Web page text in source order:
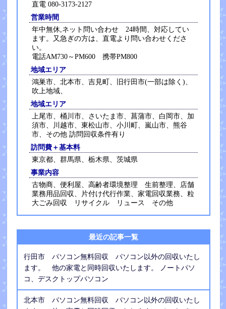
直電 080-3173-2127
営業時間
年中無休,ネット問い合わせ 24時間、対応してい
ます。又急ぎの方は、直電より問い合わせくださ
い。
電話AM730～PM600 携帯PM800
地域エリア
鴻巣市、北本市、吉見町、旧行田市(一部は除く)、
吹上地域、
地域エリア
上尾市、桶川市、さいたま市、菖蒲市、白岡市、加
須市、川越市、東松山市、小川町、嵐山市、熊谷
市、その他 訪問回収条件有り
訪問費＋基本料
東京都、群馬県、栃木県、茨城県
事業内容
古物商、便利屋、高齢者環境整理 生前整理、店舗
業務用品回収、片付け代行作業、家電回収業務、粒
大ごみ回収 リサイクル リュース その他
最近の記事一覧
行田市 パソコン無料回収 パソコン以外の回収いたし
ます。 他の家電と同時回収いたします。 ノートパソ
コ、デスクトップパソコン
北本市 パソコン無料回収 パソコン以外の回収いたし